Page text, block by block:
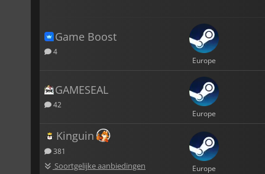
Game Boost
4
Europe
GAMESEAL
42
Europe
Kinguin
381
Soortgelijke aanbiedingen Europe